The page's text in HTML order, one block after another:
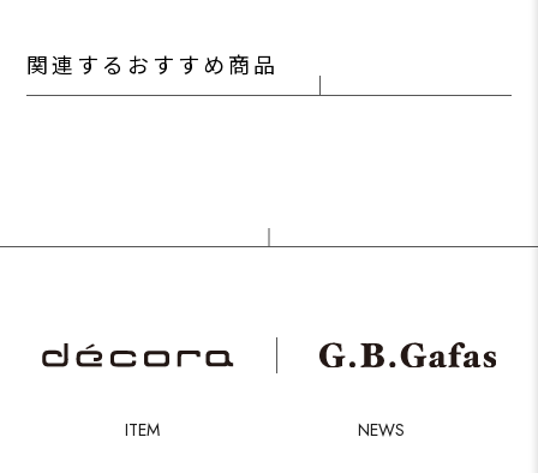
関連するおすすめ商品
ITEM NEWS